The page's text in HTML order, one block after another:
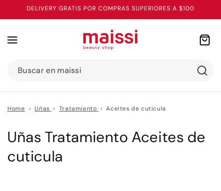
directamente
al contenido
DELIVERY GRATIS POR COMPRAS SUPERIORES A $100
Buscar en maissi
Carrito
Home › Uñas › Tratamiento › Aceites de cuticula
C
o
Uñas Tratamiento Aceites de
cuticula